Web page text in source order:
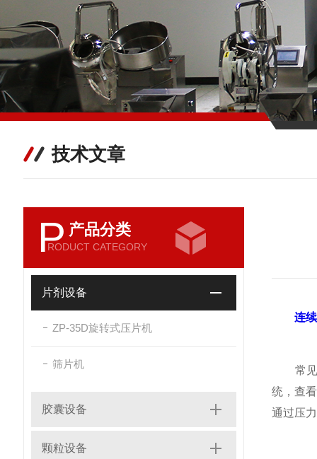
技术文章
P 产品分类
RODUCT CATEGORY
片剂设备
ZP-35D旋转式压片机
筛片机
胶囊设备
颗粒设备
连
常见故
统，查
通过压